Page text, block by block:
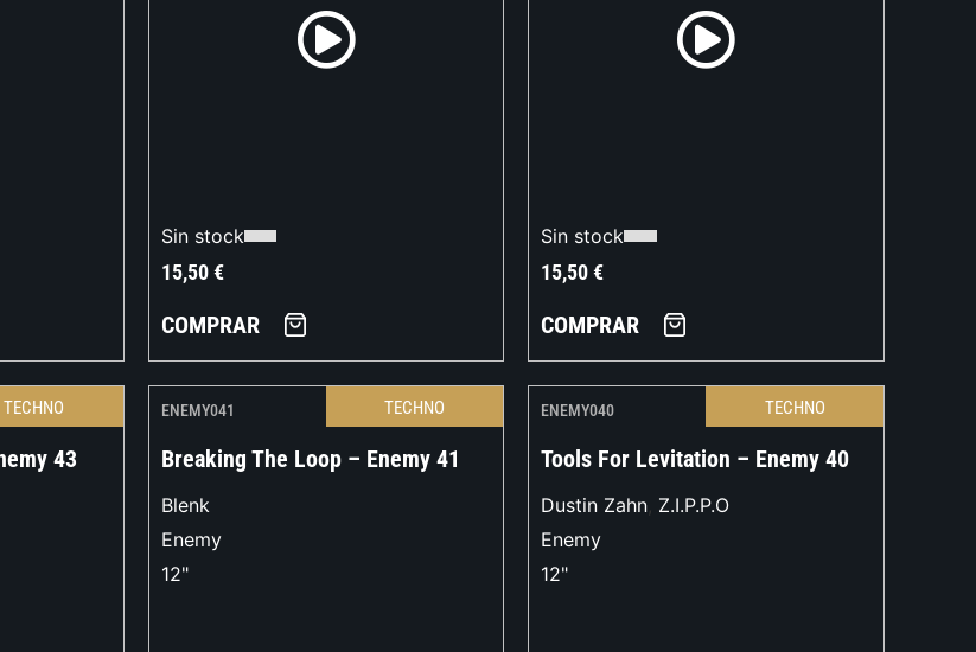
Sin stock
15,50€
COMPRAR
Sin stock
15,50€
COMPRAR
TECHNO
43
ENEMY041 TECHNO
Breaking The Loop – Enemy 41
Blenk
Enemy
12"
ENEMY040 TECHNO
Tools For Levitation – Enemy 40
Dustin Zahn, Z.I.P.P.O
Enemy
12"